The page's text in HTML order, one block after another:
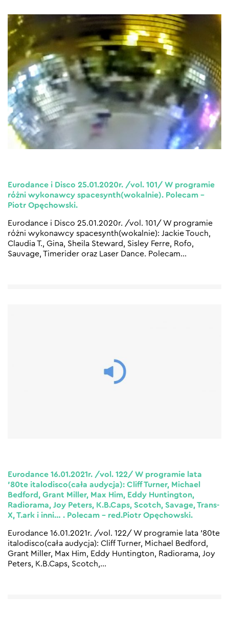
Eurodance i Disco 25.01.2020r. /vol. 101/ W programie
różni wykonawcy spacesynth(wokalnie). Polecam –
Piotr Opęchowski.
Eurodance i Disco 25.01.2020r. /vol. 101/ W programie
różni wykonawcy spacesynth(wokalnie): Jackie Touch,
Claudia T., Gina, Sheila Steward, Sisley Ferre, Rofo,
Sauvage, Timerider oraz Laser Dance. Polecam…
Eurodance 16.01.2021r. /vol. 122/ W programie lata
’80te italodisco(cała audycja): Cliff Turner, Michael
Bedford, Grant Miller, Max Him, Eddy Huntington,
Radiorama, Joy Peters, K.B.Caps, Scotch, Savage, Trans-
X, T.ark i inni… . Polecam – red.Piotr Opęchowski.
Eurodance 16.01.2021r. /vol. 122/ W programie lata ’80te
italodisco(cała audycja): Cliff Turner, Michael Bedford,
Grant Miller, Max Him, Eddy Huntington, Radiorama, Joy
Peters, K.B.Caps, Scotch,…